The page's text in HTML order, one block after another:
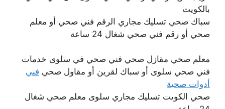
بالكويت
سباك صحي تسليك مجاري الرقم فني صحي أو معلم
صحي أو رقم فني صحي شغال 24 ساعة
معلم صحي مقازل صحي فني صحي في سلوى خدمات
فني صحي سلوى أو سباك لقرين أو مقاول صحي فني
أدوات صحية
صحي الكويت تسليك مجاري سلوى معلم صحي شغال